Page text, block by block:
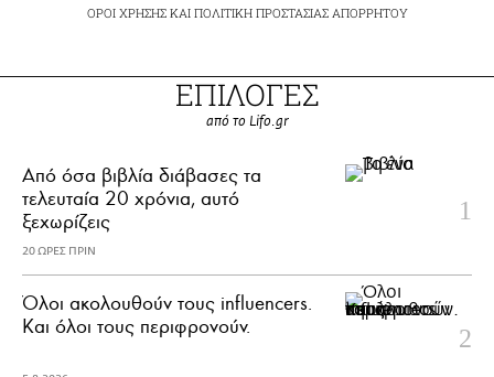
ΟΡΟΙ ΧΡΗΣΗΣΚΑΙ ΠΟΛΙΤΙΚΗ ΠΡΟΣΤΑΣΙΑΣ ΑΠΟΡΡΗΤΟΥ
ΕΠΙΛΟΓΕΣ
από το Lifo.gr
Από όσα βιβλία διάβασες τα
τελευταία 20 χρόνια, αυτό
ξεχωρίζεις
20 ΩΡΕΣ ΠΡΙΝ
Όλοι ακολουθούν τους influencers.
Και όλοι τους περιφρονούν.